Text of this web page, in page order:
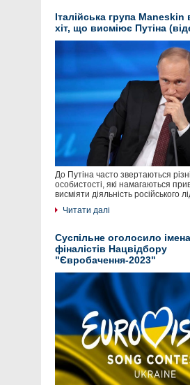
Італійська група Maneskin
хіт, що висміює Путіна
До Путіна часто звертаються різні
особистості, які намагаються
висміяти діяльність російського
Читати далі
Суспільне оголосило
фіналістів Нацвідбору
"Євробачення-2023"